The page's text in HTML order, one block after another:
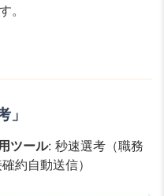
。
」
ツール: 秒速選考（職務
約自動送信）